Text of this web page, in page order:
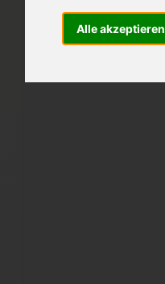
Alle akzeptieren